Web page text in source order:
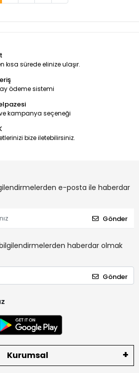
kısa sürede elinize ulaşır.
ödeme sistemi
kampanya seçeneği
bize iletebilirsiniz.
e-posta ile haberdar
Gönder
haberdar olmak
Gönder
Kurumsal